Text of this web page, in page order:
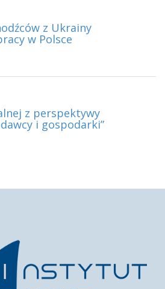
z Ukrainy
w Polsce
z perspektywy
i gospodarki”